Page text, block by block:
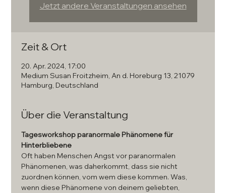
Jetzt andere Veranstaltungen ansehen
Zeit & Ort
20. Apr. 2024, 17:00
Medium Susan Froitzheim, An d. Horeburg 13, 21079
Hamburg, Deutschland
Über die Veranstaltung
Tagesworkshop paranormale Phänomene für
Hinterbliebene
Oft haben Menschen Angst vor paranormalen
Phänomenen, was daherkommt, dass sie nicht
zuordnen können, vom wem diese kommen. Was,
wenn diese Phänomene von deinem geliebten,